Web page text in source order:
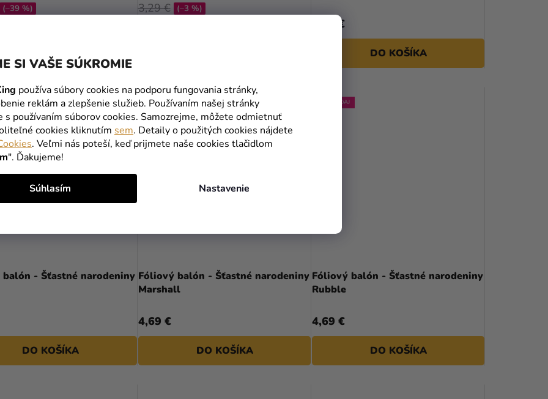
SI VAŠE SÚKROMIE
používa súbory cookies na podporu fungovania stránky,
reklám a zlepšenie služieb. Používaním našej stránky
s používaním súborov cookies. Samozrejme, môžete odmietnuť
cookies kliknutím sem. Detaily o použitých cookies nájdete
. Veľmi nás poteší, keď prijmete naše cookies tlačidlom
". Ďakujeme!
Nastavenie
Súhlasím
(–39 %)
DO KOŠÍKA
3,29 € (–3 %)
3,79 €
DO KOŠÍKA
- Šťastné narodeniny
DO KOŠÍKA
Fóliový balón - Šťastné narodeniny
Marshall
4,69 €
DO KOŠÍKA
VÝPREDAJ
Fóliový balón - Šťastné narodeniny
Rubble
4,69 €
DO KOŠÍKA